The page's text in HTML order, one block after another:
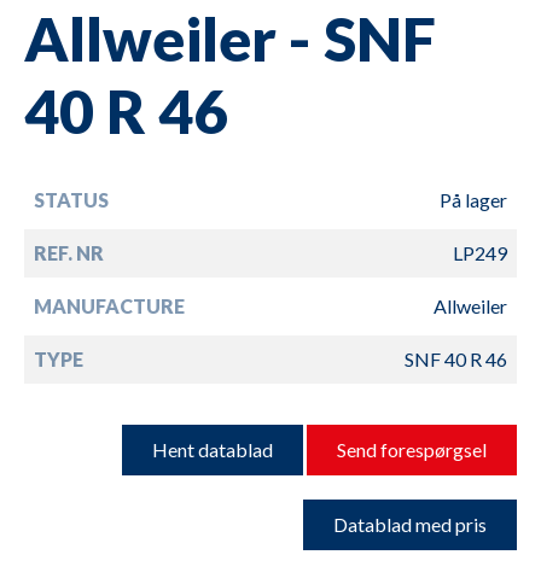
Allweiler - SNF
40 R 46
STATUS På lager
REF. NR LP249
MANUFACTURE Allweiler
TYPE SNF 40 R 46
Hent datablad Send forespørgsel
Datablad med pris